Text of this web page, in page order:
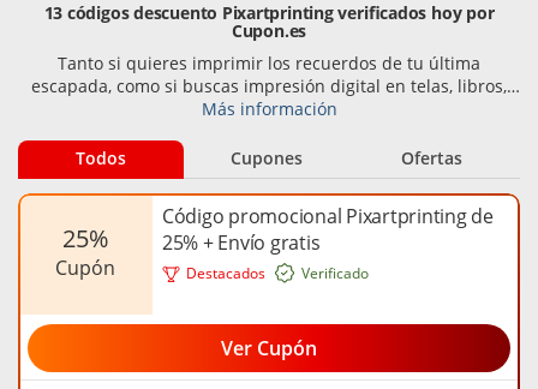
13 códigos descuento Pixartprinting verificados hoy por
Cupon.es
Tanto si quieres imprimir los recuerdos de tu última
escapada, como si buscas impresión digital en telas, libros,
bolas... confían en la profesionalidad de una de las mayores
descuento Pixartprinting para ahorrar en tu próxima compra
en impresión digital.
Más información
Todos Cupones Ofertas
Destacados
25%
cupón
Código promocional Pixartprinting de
25% + Envío gratis
Verificado
Ver Cupón